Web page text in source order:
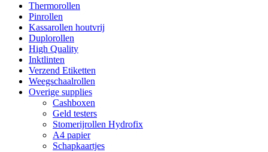
Thermorollen
Pinrollen
Kassarollen houtvrij
Duplorollen
High Quality
Inktlinten
Verzend Etiketten
Weegschaalrollen
Overige supplies
Cashboxen
Geld testers
Stomerijrollen Hydrofix
A4 papier
Schapkaartjes